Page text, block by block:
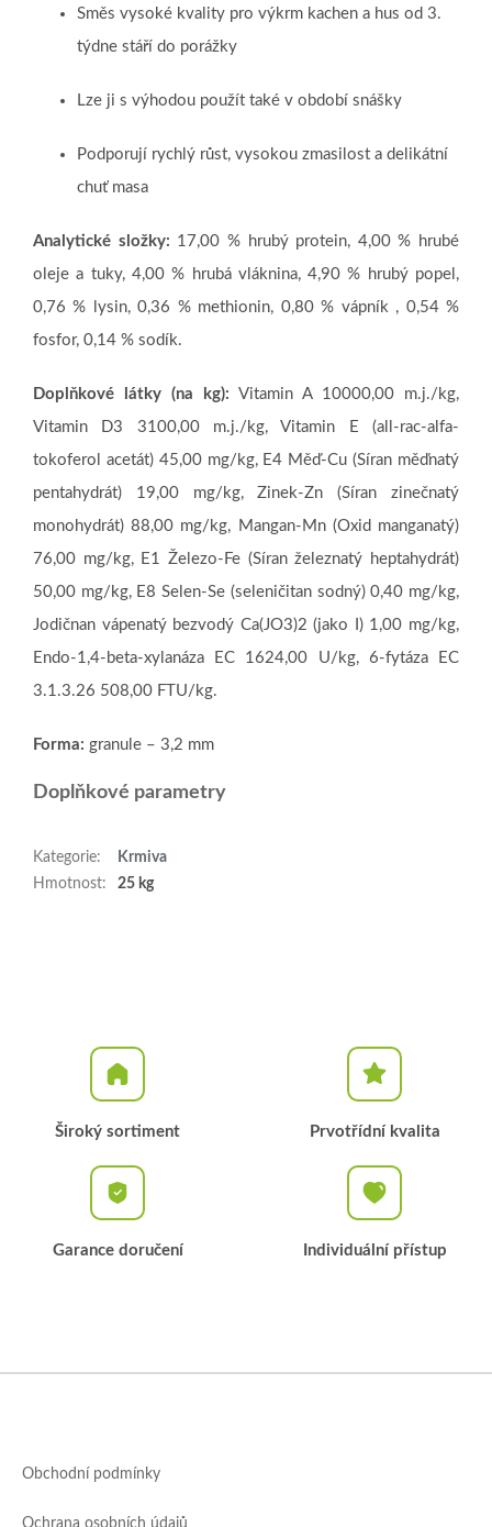
Směs vysoké kvality pro výkrm kachen a hus od 3.
týdne stáří do porážky
Lze ji s výhodou použít také v období snášky
Podporují rychlý růst, vysokou zmasilost a delikátní
chuť masa
Analytické složky: 17,00 %
hrubý protein, 4,00 % hrubé
oleje a tuky, 4,00 % hrubá vláknina, 4,90 % hrubý popel,
0,76 % lysin, 0,36 % methionin, 0,80 % vápník , 0,54 %
fosfor, 0,14 % sodík.
Doplňkové látky (na kg):Vitamin A 10000,00 m.j./kg,
Vitamin D3 3100,00 m.j./kg, Vitamin E (all-rac-alfa-
tokoferol acetát) 45,00 mg/kg, E4 Měď-Cu (Síran měďnatý
pentahydrát) 19,00 mg/kg, Zinek-Zn (Síran zinečnatý
monohydrát) 88,00 mg/kg, Mangan-Mn (Oxid manganatý)
76,00 mg/kg, E1 Železo-Fe (Síran železnatý heptahydrát)
50,00 mg/kg, E8 Selen-Se (seleničitan sodný) 0,40 mg/kg,
Jodičnan vápenatý bezvodý Ca(JO3)2 (jako I) 1,00 mg/kg,
Endo-1,4-beta-xylanáza EC 1624,00 U/kg, 6-fytáza EC
3.1.3.26 508,00 FTU/kg.
Forma: granule – 3,2 mm
Doplňkové parametry
Kategorie:
Krmiva
Hmotnost: 25 kg
Široký sortiment Prvotřídní kvalita
Garance doručení Individuální přístup
Obchodní podmínky